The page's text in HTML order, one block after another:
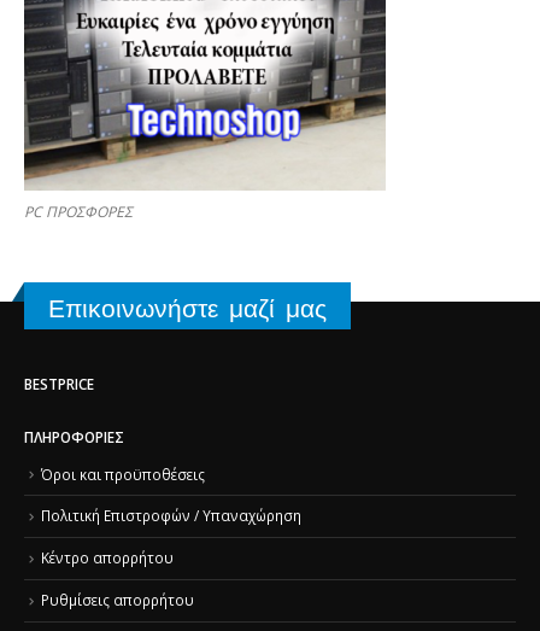
PC ΠΡΟΣΦΟΡΕΣ
Επικοινωνήστε μαζί μας
BESTPRICE
ΠΛΗΡΟΦΟΡΊΕΣ
Όροι και προϋποθέσεις
Πολιτική Επιστροφών / Υπαναχώρηση
Κέντρο απορρήτου
Ρυθμίσεις απορρήτου